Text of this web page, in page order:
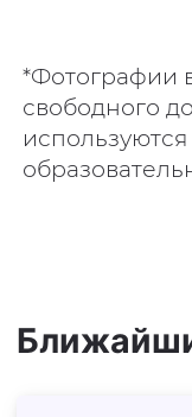
*Фотографии
свободного